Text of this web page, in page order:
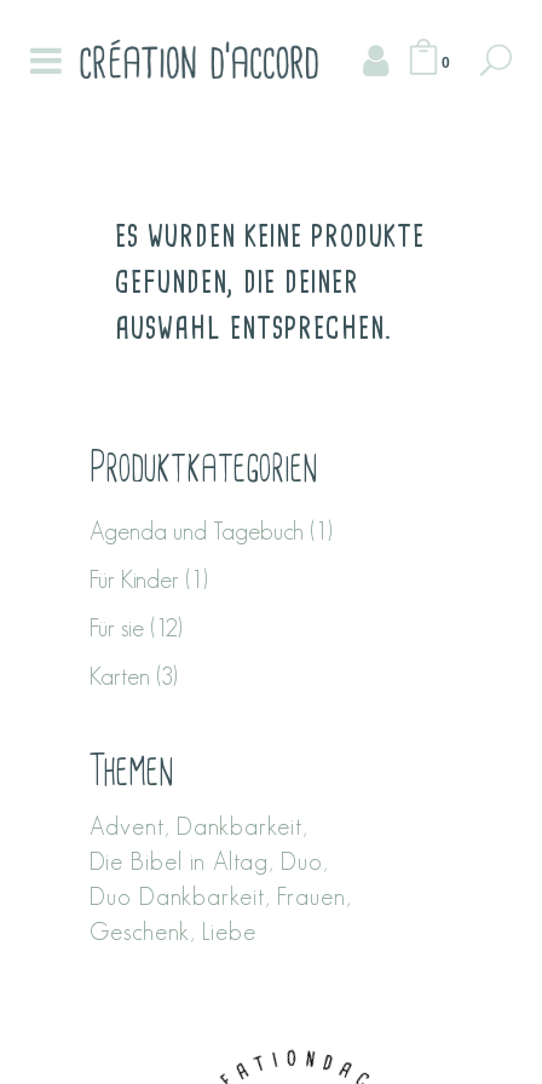
0
ES WURDEN KEINE PRODUKTE
GEFUNDEN, DIE DEINER
AUSWAHL ENTSPRECHEN.
Produktkategorien
Agenda und Tagebuch (1)
Für Kinder (1)
Für sie (12)
Karten (3)
Themen
Advent Dankbarkeit
Die Bibel in Altag
Duo
Duo Dankbarkeit Frauen
Geschenk
Liebe